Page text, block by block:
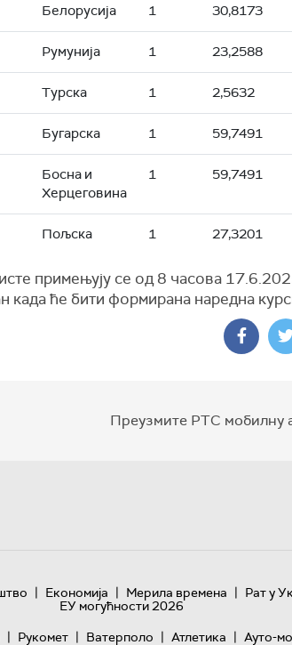
Белорусија 1 30,8173
Румунија 1 23,2588
Турска 1 2,5632
Бугарска 1 59,7491
Босна и
Херцеговина
1 59,7491
Пољска 1 27,3201
примењују се од 8 часова
када ће бити формирана наредна
Преузмите РТС мобилну
| Економија | Мерила времена | Рат у
ЕУ могућности 2026
| Рукомет | Ватерполо | Атлетика | Ауто-